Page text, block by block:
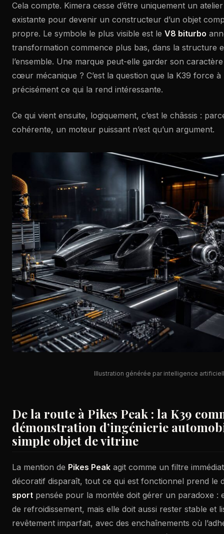
Cela compte. Kimera cesse d’être uniquement un
existante pour devenir un constructeur d’un objet
propre. Le symbole le plus visible est le V8 biturbo
transformation commence plus bas, dans la structure
l’ensemble. Une marque peut-elle garder son
cœur mécanique ? C’est la question que la K39 force à
précisément ce qui la rend intéressante.
Ce qui vient ensuite, logiquement, c’est le châssis :
cohérente, un moteur puissant n’est qu’un argument.
Illustration générée par intelligence
De la route à Pikes Peak : la K39
démonstration d’ingénierie
simple objet de vitrine
La mention de Pikes Peak agit comme un filtre
décoratif disparaît, tout ce qui est fonctionnel prend le
sport pensée pour la montée doit gérer un paradoxe :
de refroidissement, mais elle doit aussi rester stable et
revêtement imparfait, avec des enchaînements où